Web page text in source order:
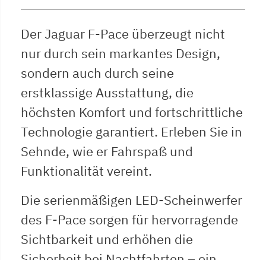
Der Jaguar F-Pace überzeugt nicht
nur durch sein markantes Design,
sondern auch durch seine
erstklassige Ausstattung, die
höchsten Komfort und fortschrittliche
Technologie garantiert. Erleben Sie in
Sehnde, wie er Fahrspaß und
Funktionalität vereint.
Die serienmäßigen LED-Scheinwerfer
des F-Pace sorgen für hervorragende
Sichtbarkeit und erhöhen die